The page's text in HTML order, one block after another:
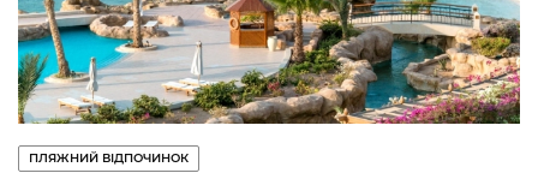
ПЛЯЖНИЙ ВІДПОЧИНОК